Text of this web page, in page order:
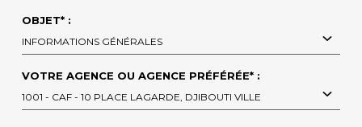
OBJET* :
INFORMATIONS GÉNÉRALES
VOTRE AGENCE OU AGENCE PRÉFÉRÉE* :
1001 - CAF - 10 PLACE LAGARDE, DJIBOUTI VILLE